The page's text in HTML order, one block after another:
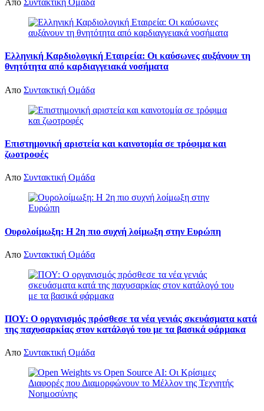
Απο Συντακτική Ομάδα
Ελληνική Καρδιολογική Εταιρεία: Οι καύσωνες αυξάνουν τη
θνητότητα από καρδιαγγειακά νοσήματα
Απο Συντακτική Ομάδα
Επιστημονική αριστεία και καινοτομία σε τρόφιμα και
ζωοτροφές
Απο Συντακτική Ομάδα
Ουρολοίμωξη: Η 2η πιο συχνή λοίμωξη στην Ευρώπη
Απο Συντακτική Ομάδα
ΠΟΥ: Ο οργανισμός πρόσθεσε τα νέα γενιάς σκευάσματα κατά
της παχυσαρκίας στον κατάλογό του με τα βασικά φάρμακα
Απο Συντακτική Ομάδα